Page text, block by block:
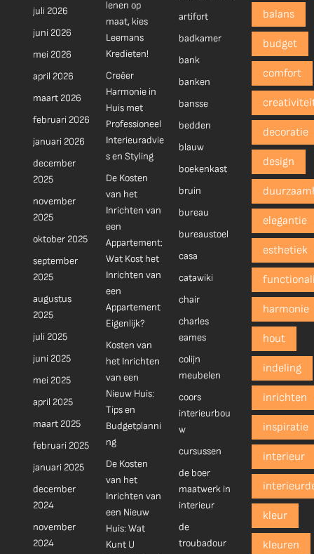
juli 2026
juni 2026
mei 2026
april 2026
maart 2026
februari 2026
januari 2026
december
2025
november
2025
oktober 2025
september
2025
augustus
2025
juli 2025
juni 2025
mei 2025
april 2025
maart 2025
februari 2025
januari 2025
december
2024
november
2024
lenen op
maat, kies
Leemans
Kredieten!
Creëer
Harmonie in
Huis met
Professioneel
Interieuradvie
s en Styling
De Kosten
van het
Inrichten van
een
Appartement:
Wat Kost het
Inrichten van
een
Appartement
Eigenlijk?
Kosten van
het Inrichten
van een
Nieuw Huis:
Tips en
Budgetplanni
ng
De Kosten
van het
Inrichten van
een Nieuw
Huis: Wat
Kunt U
artifort
badkamer
bank
banken
bansse
bedden
blauw
boekenkast
bruin
bureau
bureaustoel
casa
catawiki
chair
charles
eames
colijn
meubelen
coors
interieurbou
w
cursussen
de boer
maatwerk in
interieur
de
troubadour
balans
budget
comfort
decoratie
design
elegantie
esthetiek
harmonie
hout
indeling
inrichten
inspiratie
interieur
kleur
kleuren